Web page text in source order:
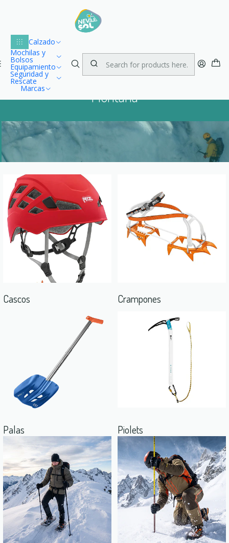
Calzado
Mochilas y
Bolsos
Equipamiento
Seguridad y
Rescate
Marcas
Envío gratuito dentro de Chile para compras desde $100.000
Montaña
Cascos Crampones
Palas Piolets